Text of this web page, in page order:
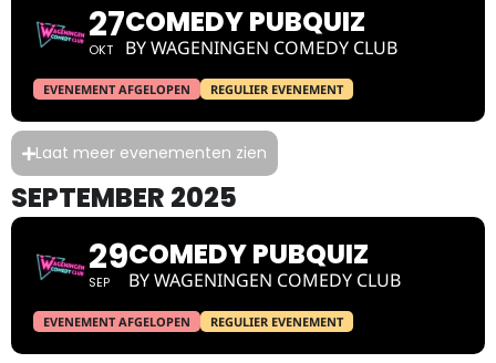
27
OKT
COMEDY PUBQUIZ
BY WAGENINGEN COMEDY CLUB
EVENEMENT AFGELOPEN REGULIER EVENEMENT
Laat meer evenementen zien
SEPTEMBER 2025
29
SEP
COMEDY PUBQUIZ
BY WAGENINGEN COMEDY CLUB
EVENEMENT AFGELOPEN REGULIER EVENEMENT